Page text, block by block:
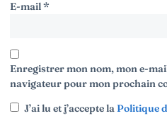
E-mail*
Enregistrer mon nom, mon e-
navigateur pour mon prochain
J’ai lu et j’accepte laPolitique